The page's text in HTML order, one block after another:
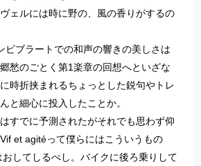
ェルには時に野の、風の香りがするの
ビブラートでの和声の響きの美しさは
愁のごとく第1楽章の回想へといざな
時折挟まれるちょっとした鋭句やトレ
と細心に投入したことか。
すでに予測されたがそれでも思わず仰
et agitéって僕らにはこういうもの
してしるべし。バイクに後ろ乗りして